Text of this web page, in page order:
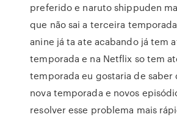
preferido e naruto shippuden
que não sai a terceira
anine já ta ate acabando já tem
temporada e na Netflix so tem
temporada eu gostaria de saber
nova temporada e novos
resolver esse problema mais